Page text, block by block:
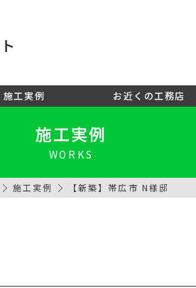
施工実例 お近くの工務店
施工実例
WORKS
施工実例 【新築】帯広市 N様邸